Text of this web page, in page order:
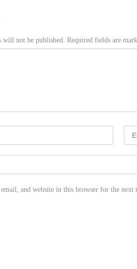
will not be published. Required fields are
email, and website in this browser for the next